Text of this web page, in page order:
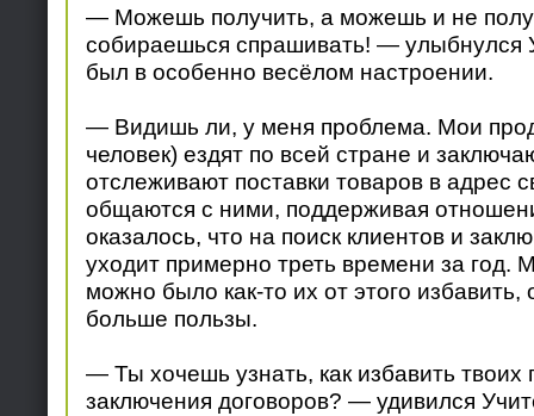
— Можешь получить, а можешь и не
собираешься спрашивать! — улыбнулся
был в особенно весёлом настроении.
— Видишь ли, у меня проблема. Мои
человек) ездят по всей стране и
отслеживают поставки товаров в адрес
общаются с ними, поддерживая
оказалось, что на поиск клиентов и
уходит примерно треть времени за год.
можно было как-то их от этого
больше пользы.
— Ты хочешь узнать, как избавить твоих
заключения договоров? — удивился